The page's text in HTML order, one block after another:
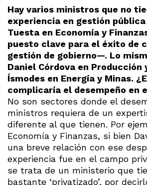
Hay varios ministros que no
experiencia en gestión
Tuesta en Economía y
puesto clave para el éxito de
gestión de gobierno—. Lo
Daniel Córdova en Producción
Ísmodes en Energía y Minas.
complicaría el desempeño en
No son sectores donde el
ministros requiera de un
diferente al que tienen. Por
Economía y Finanzas, si bien
una breve relación con ese
experiencia fue en el campo
se trata de un ministerio que
bastante ‘privatizado’, por